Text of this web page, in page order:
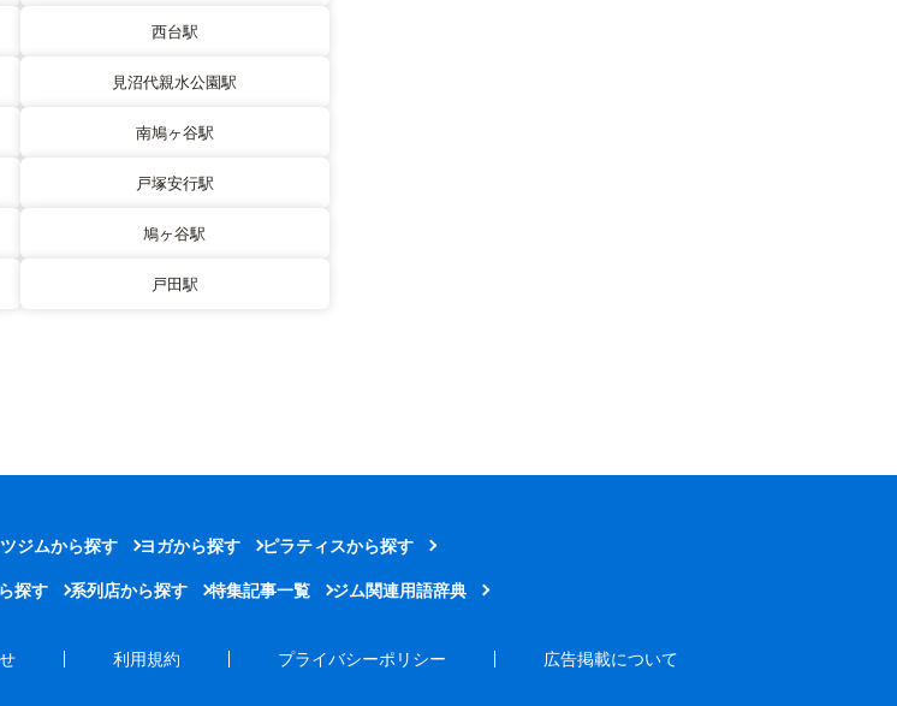
西台駅
見沼代親水公園駅
南鳩ヶ谷駅
戸塚安行駅
鳩ヶ谷駅
戸田駅
ジムから探す ヨガから探す ピラティスから探す
探す 系列店から探す 特集記事一覧 ジム関連用語辞典
利用規約 プライバシーポリシー 広告掲載について